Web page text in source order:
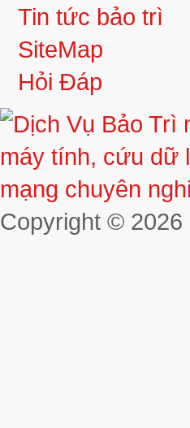
Tin tức bảo trì
SiteMap
Hỏi Đáp
Copyright © 2026